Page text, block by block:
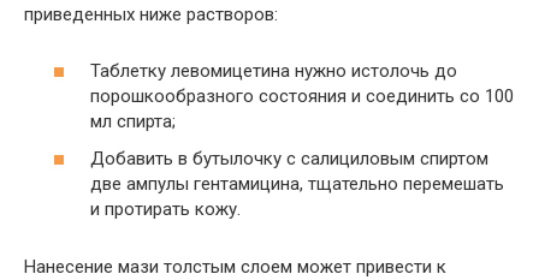
приведенных ниже растворов:
Таблетку левомицетина нужно истолочь до
порошкообразного состояния и соединить со 100
мл спирта;
Добавить в бутылочку с салициловым спиртом
две ампулы гентамицина, тщательно перемешать
и протирать кожу.
Нанесение мази толстым слоем может привести к